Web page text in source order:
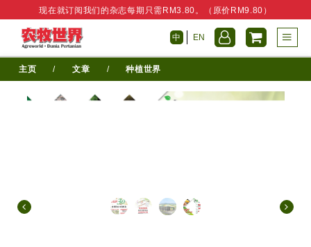
现在就订阅我们的杂志每期只需RM3.80。（原价RM9.80）
中 EN
主页 / 文章 / 种植世界